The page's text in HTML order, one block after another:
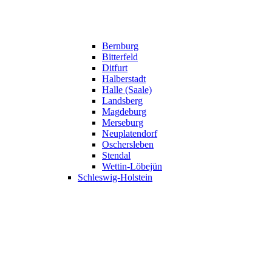
Bernburg
Bitterfeld
Ditfurt
Halberstadt
Halle (Saale)
Landsberg
Magdeburg
Merseburg
Neuplatendorf
Oschersleben
Stendal
Wettin-Löbejün
Schleswig-Holstein